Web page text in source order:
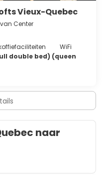
Vieux-Quebec
Center
WiFi
double bed) (queen
naar